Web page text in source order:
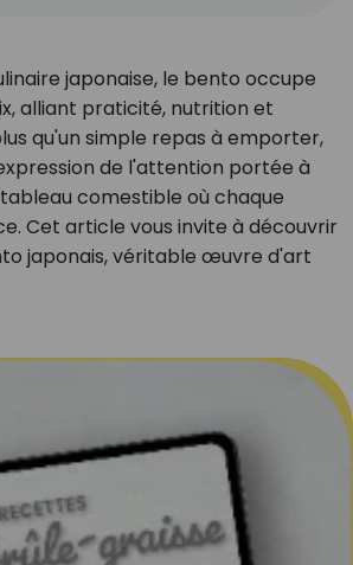
japonaise, le bento occupe
alliant praticité, nutrition et
qu'un simple repas à emporter,
de l'attention portée à
comestible où chaque
Cet article vous invite à découvrir
japonais, véritable œuvre d'art